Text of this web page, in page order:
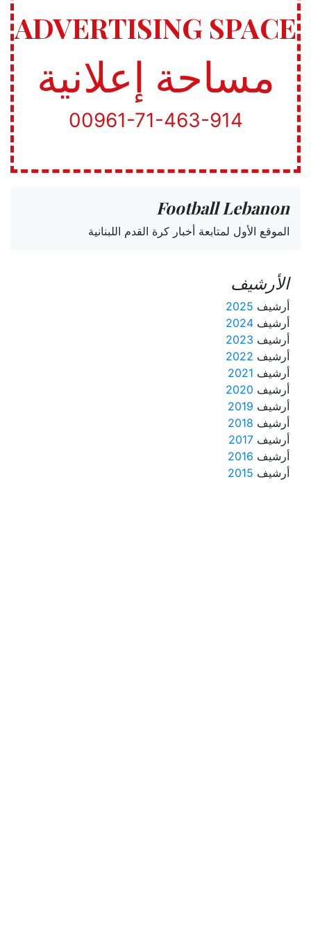
ADVERTISING SPACE
مساحة إعلانية
00961-71-463-914
Football Lebanon
الموقع الأول لمتابعة أخبار كرة القدم اللبنانية
الأرشيف
أرشيف 2025
أرشيف 2024
أرشيف 2023
أرشيف 2022
أرشيف 2021
أرشيف 2020
أرشيف 2019
أرشيف 2018
أرشيف 2017
أرشيف 2016
أرشيف 2015